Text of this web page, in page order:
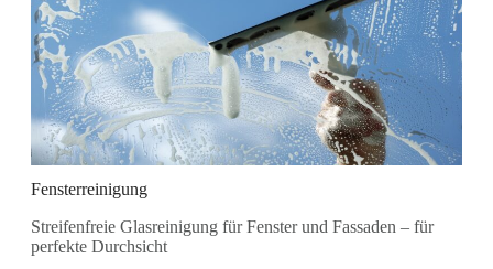
Fensterreinigung
Streifenfreie Glasreinigung für Fenster und Fassaden – für
perfekte Durchsicht